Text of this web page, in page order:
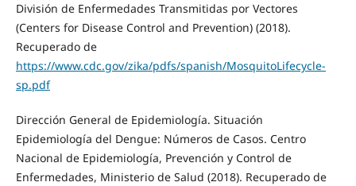
División de Enfermedades Transmitidas por Vectores
(Centers for Disease Control and Prevention) (2018).
Recuperado de
https://www.cdc.gov/zika/pdfs/spanish/MosquitoLifecycle-
sp.pdf
Dirección General de Epidemiología. Situación
Epidemiología del Dengue: Números de Casos. Centro
Nacional de Epidemiología, Prevención y Control de
Enfermedades, Ministerio de Salud (2018). Recuperado de